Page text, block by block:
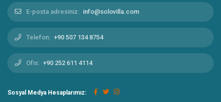
E-posta adresiniz: info@solovilla.com
Telefon: +90 507 134 8754
Ofis: +90 252 611 4114
Sosyal Medya Hesaplarımız: